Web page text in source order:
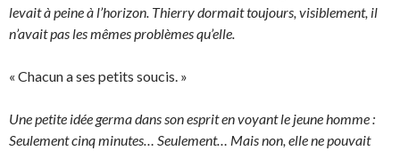
levait à peine à l’horizon. Thierry dormait toujours, visiblement, il
n’avait pas les mêmes problèmes qu’elle.
« Chacun a ses petits soucis. »
Une petite idée germa dans son esprit en voyant le jeune homme :
Seulement cinq minutes… Seulement… Mais non, elle ne pouvait